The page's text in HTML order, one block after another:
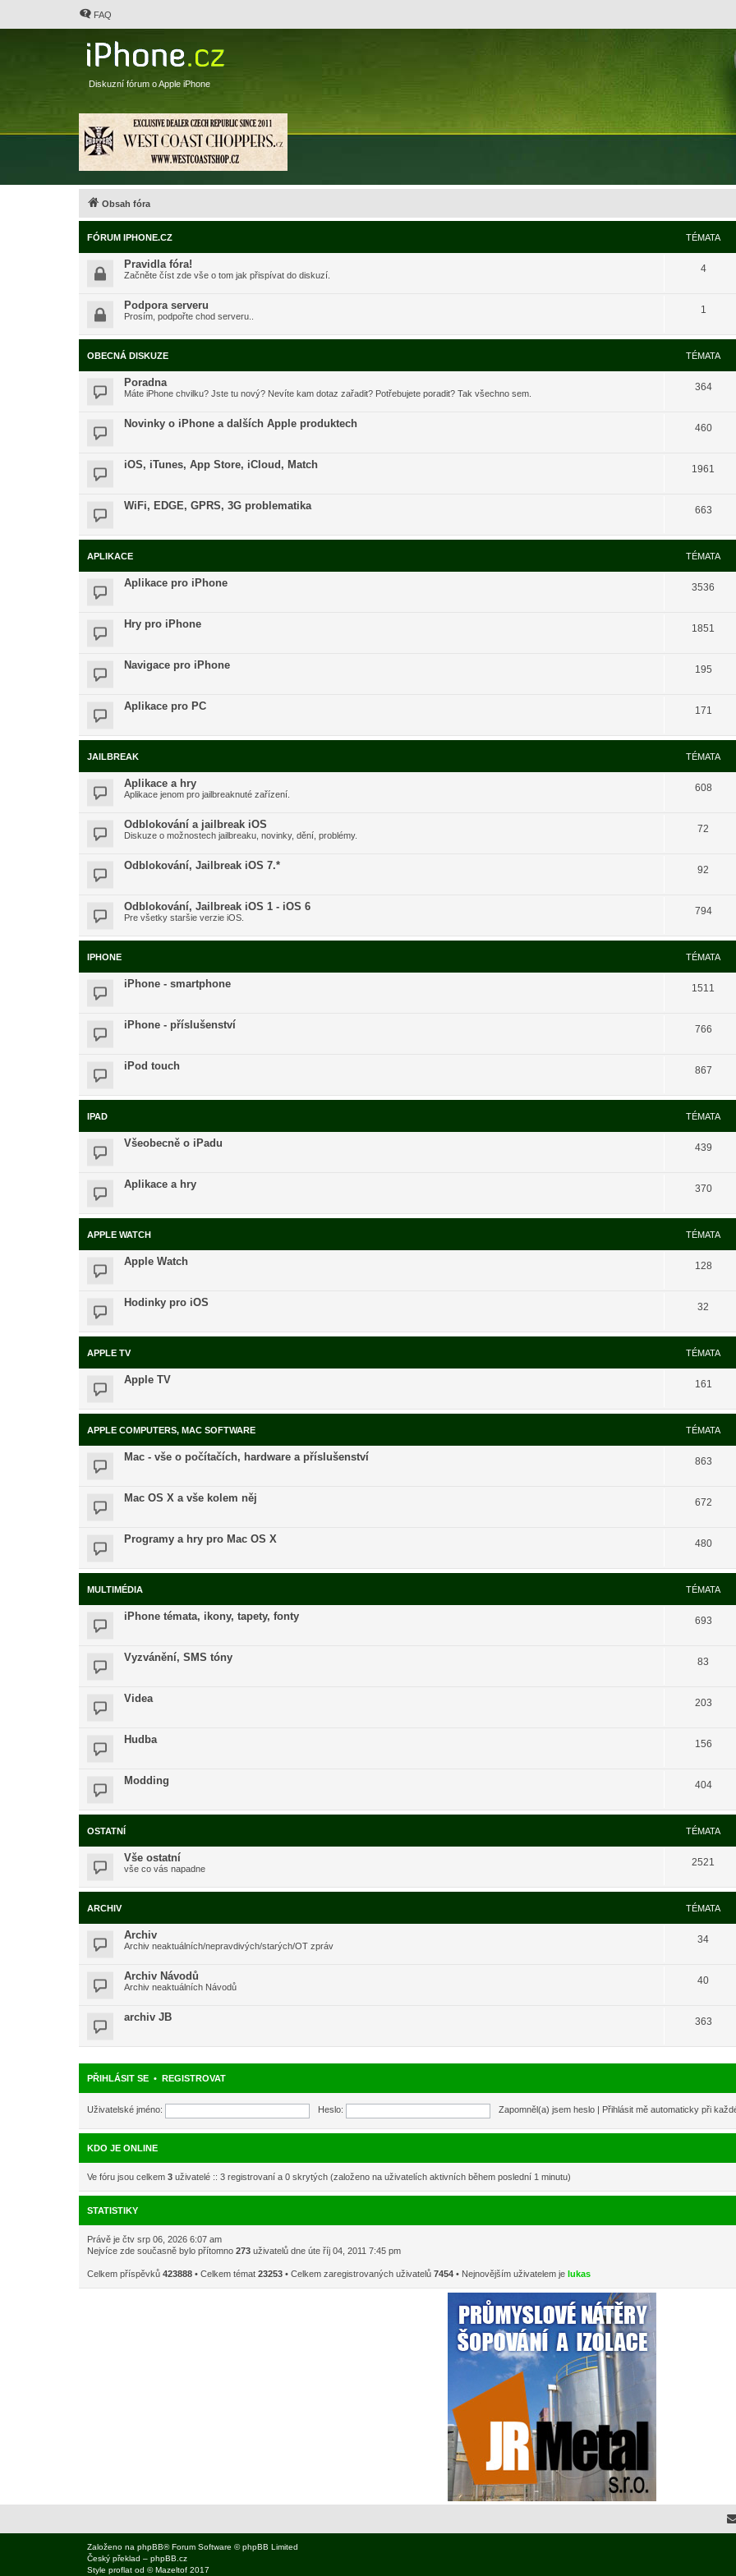
FAQ
Diskuzní fórum o Apple iPhone
Obsah fóra
FÓRUM IPHONE.CZ TÉMATA
Pravidla fóra!
Začněte číst zde vše o tom jak přispívat do diskuzí.
4
Podpora serveru
Prosím, podpořte chod serveru..
1
OBECNÁ DISKUZE TÉMATA
Poradna
Máte iPhone chvilku? Jste tu nový? Nevíte kam dotaz zařadit? Potřebujete poradit? Tak všechno sem.
364
Novinky o iPhone a dalších Apple produktech 460
iOS, iTunes, App Store, iCloud, Match 1961
WiFi, EDGE, GPRS, 3G problematika 663
APLIKACE TÉMATA
Aplikace pro iPhone 3536
Hry pro iPhone 1851
Navigace pro iPhone 195
Aplikace pro PC 171
JAILBREAK TÉMATA
Aplikace a hry
Aplikace jenom pro jailbreaknuté zařízení.
608
Odblokování a jailbreak iOS
Diskuze o možnostech jailbreaku, novinky, dění, problémy.
72
Odblokování, Jailbreak iOS 7.* 92
Odblokování, Jailbreak iOS 1 - iOS 6
Pre všetky staršie verzie iOS.
794
IPHONE TÉMATA
iPhone - smartphone 1511
iPhone - příslušenství 766
iPod touch 867
IPAD TÉMATA
Všeobecně o iPadu 439
Aplikace a hry 370
APPLE WATCH TÉMATA
Apple Watch 128
Hodinky pro iOS 32
APPLE TV TÉMATA
Apple TV 161
APPLE COMPUTERS, MAC SOFTWARE TÉMATA
Mac - vše o počítačích, hardware a příslušenství 863
Mac OS X a vše kolem něj 672
Programy a hry pro Mac OS X 480
MULTIMÉDIA TÉMATA
iPhone témata, ikony, tapety, fonty 693
Vyzvánění, SMS tóny 83
Videa 203
Hudba 156
Modding 404
OSTATNÍ TÉMATA
Vše ostatní
vše co vás napadne
2521
ARCHIV TÉMATA
Archiv
Archiv neaktuálních/nepravdivých/starých/OT zpráv
34
Archiv Návodů
Archiv neaktuálních Návodů
40
archiv JB 363
PŘIHLÁSIT SE • REGISTROVAT
Uživatelské jméno: Heslo: Zapomněl(a) jsem heslo Přihlásit mě automaticky při
KDO JE ONLINE
Ve fóru jsou celkem 3 uživatelé :: 3 registrovaní a 0 skrytých (založeno na uživatelích aktivních během poslední 1 minutu)
STATISTIKY
Právě je čtv srp 06, 2026 6:07 am
Nejvíce zde současně bylo přítomno 273 uživatelů dne úte říj 04, 2011 7:45 pm
Celkem příspěvků 423888 • Celkem témat 23253 • Celkem zaregistrovaných uživatelů 7454 • Nejnovějším uživatelem je lukas
Založeno na phpBB® Forum Software © phpBB Limited
Český překlad – phpBB.cz
Style proflat od ©Mazeltof 2017